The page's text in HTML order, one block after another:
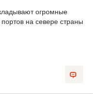
огромные
портов на севере страны